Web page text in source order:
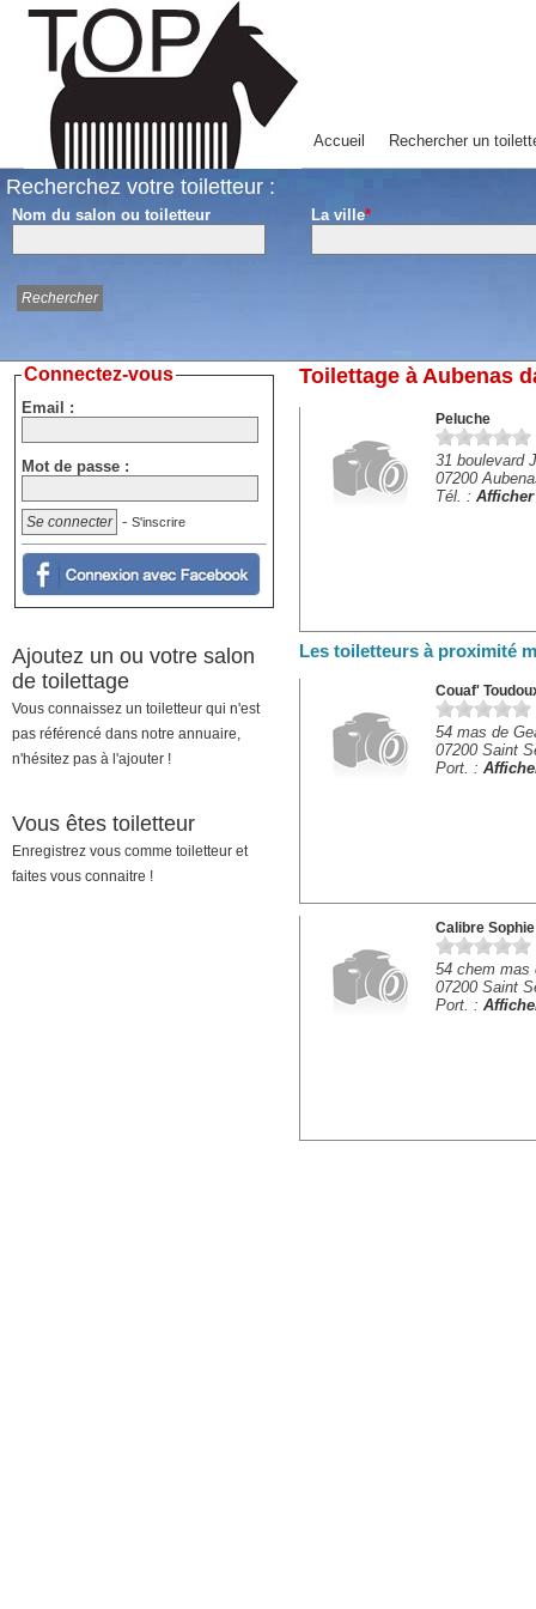
Accueil Rechercher un
Recherchez votre toiletteur :
Nom du salon ou toiletteur La ville*
Toilettage à Aubenas
Peluche
31 boulevard
07200
Tél. :
Les toiletteurs à proximité
Couaf'
54 mas de
07200 Saint
Port. :
Calibre Sophie
54 chem mas
07200 Saint
Port. :
Connectez-vous
Email :
Mot de passe :
- S'inscrire
Ajoutez un ou votre salon
de toilettage
Vous connaissez un toiletteur qui n'est
pas référencé dans notre annuaire,
n'hésitez pas à l'ajouter !
Vous êtes toiletteur
Enregistrez vous comme toiletteur et
faites vous connaitre !